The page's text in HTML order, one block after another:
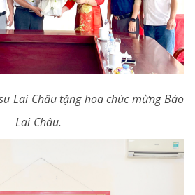
Lai Châu tặng hoa chúc mừng Báo
Lai Châu.